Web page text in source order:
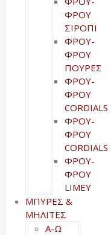
ΦΡΟΥ
ΣΙΡΟΠΙ
ΦΡΟΥ-
ΦΡΟΥ
ΠΟΥΡΕΣ
ΦΡΟΥ-
ΦΡΟΥ
CORDIALS
ΦΡΟΥ-
ΦΡΟΥ
CORDIALS
ΦΡΟΥ-
ΦΡΟΥ
LIMEY
ΜΠΥΡΕΣ &
ΜΗΛΙΤΕΣ
Α-Ω